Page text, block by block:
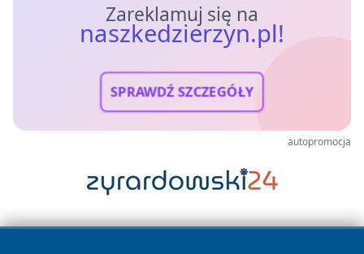
Zareklamuj się na
naszkedzierzyn.pl!
SPRAWDŹ SZCZEGÓŁY
autopromocja